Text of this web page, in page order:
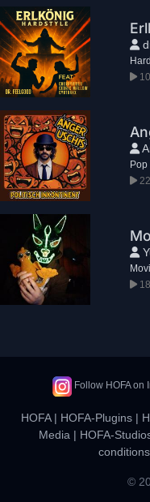
Pop
Follow HOFA on
HOFA| HOFA-Plugins |
Media | HOFA-
conditions
©